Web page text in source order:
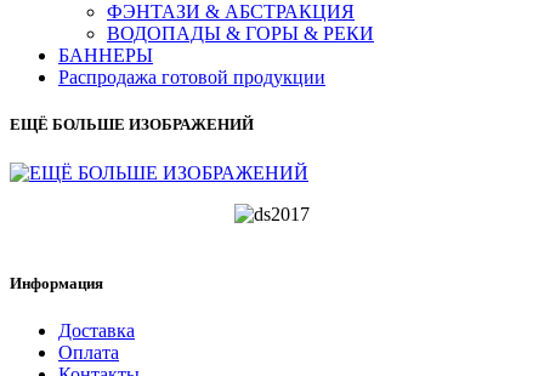
ФЭНТАЗИ & АБСТРАКЦИЯ
ВОДОПАДЫ & ГОРЫ & РЕКИ
БАННЕРЫ
Распродажа готовой продукции
ЕЩЁ БОЛЬШЕ ИЗОБРАЖЕНИЙ
Информация
Доставка
Оплата